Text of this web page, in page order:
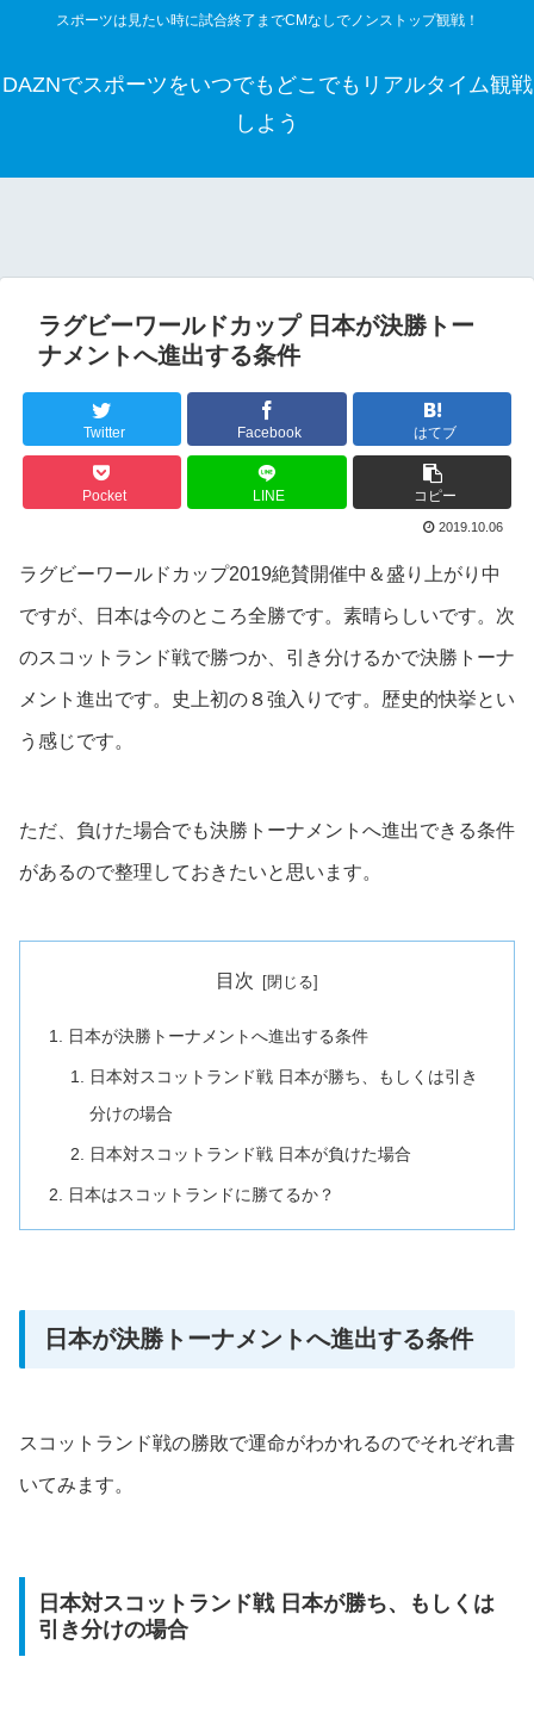
スポーツは見たい時に試合終了までCMなしでノンストップ観戦！
DAZNでスポーツをいつでもどこでもリアルタイム観戦
しよう
ラグビーワールドカップ 日本が決勝トー
ナメントへ進出する条件
Twitter Facebook はてブ
Pocket LINE コピー
2019.10.06
ラグビーワールドカップ2019絶賛開催中＆盛り上がり中
ですが、日本は今のところ全勝です。素晴らしいです。次
のスコットランド戦で勝つか、引き分けるかで決勝トーナ
メント進出です。史上初の８強入りです。歴史的快挙とい
う感じです。
ただ、負けた場合でも決勝トーナメントへ進出できる条件
があるので整理しておきたいと思います。
目次
日本が決勝トーナメントへ進出する条件
日本対スコットランド戦 日本が勝ち、もしくは引き
分けの場合
日本対スコットランド戦 日本が負けた場合
日本はスコットランドに勝てるか？
日本が決勝トーナメントへ進出する条件
スコットランド戦の勝敗で運命がわかれるのでそれぞれ書
いてみます。
日本対スコットランド戦 日本が勝ち、もしくは
引き分けの場合